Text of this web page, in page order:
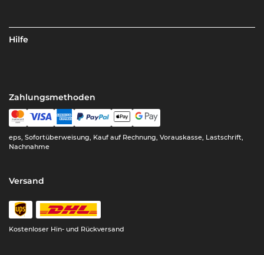
Hilfe
Zahlungsmethoden
eps, Sofortüberweisung, Kauf auf Rechnung, Vorauskasse, Lastschrift,
Nachnahme
Versand
Kostenloser Hin- und Rückversand